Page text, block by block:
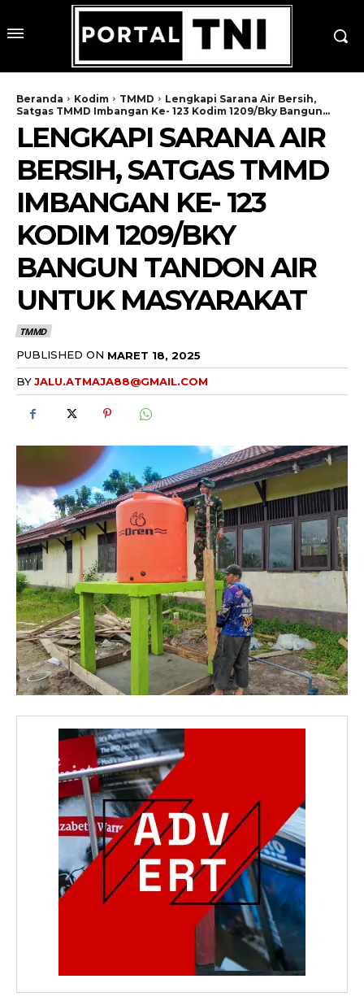
Beranda Kodim TMMD
Lengkapi Sarana Air Bersih,
Satgas TMMD Imbangan Ke- 123 Kodim 1209/Bky Bangun...
LENGKAPI SARANA AIR
BERSIH, SATGAS TMMD
IMBANGAN KE- 123
KODIM 1209/BKY
BANGUN TANDON AIR
UNTUK MASYARAKAT
TMMD
PUBLISHED ON MARET 18, 2025
BYJALU.ATMAJA88@GMAIL.COM